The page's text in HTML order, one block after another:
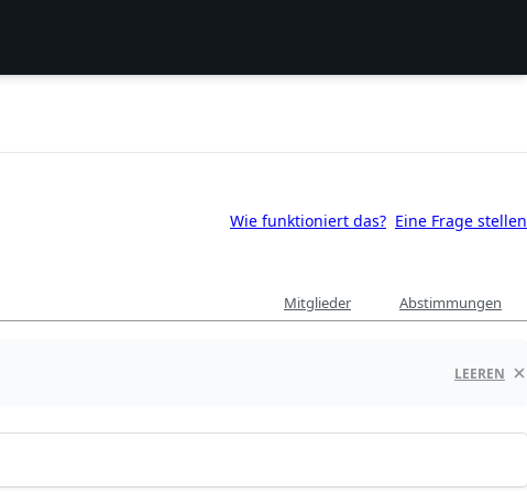
Wie funktioniert das? Eine Frage stellen
Mitglieder Abstimmungen
LEEREN